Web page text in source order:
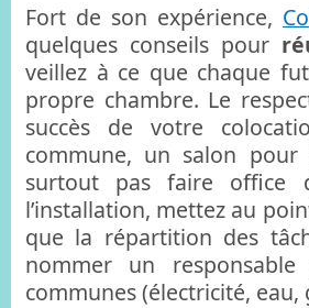
Fort de son expérience,
quelques conseils pour
veillez à ce que chaque
propre chambre. Le
succès de votre
commune, un salon
surtout pas faire office
l’installation, mettez au
que la répartition des
nommer un
communes (électricité, eau,